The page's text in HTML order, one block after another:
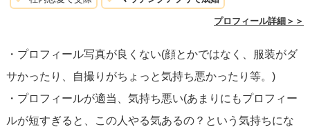
教えてください。お互い、自分の趣味を大事にして、何で
……………まだ続く
この２つの特徴がある男性は人気が無いです。
プロフィール詳細＞＞
・プロフィール写真が良くない(顔とかではなく、服装がダ
サかったり、自撮りがちょっと気持ち悪かったり等。)
・プロフィールが適当、気持ち悪い(あまりにもプロフィー
ルが短すぎると、この人やる気あるの？という気持ちにな